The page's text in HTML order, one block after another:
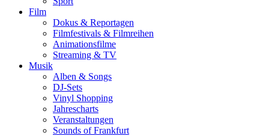
Film
Dokus & Reportagen
Filmfestivals & Filmreihen
Animationsfilme
Streaming & TV
Musik
Alben & Songs
DJ-Sets
Vinyl Shopping
Jahrescharts
Veranstaltungen
Sounds of Frankfurt